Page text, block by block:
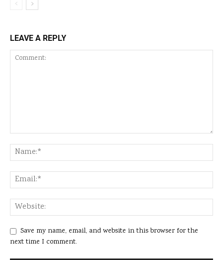
LEAVE A REPLY
Save my name, email, and website in this browser for the
next time I comment.